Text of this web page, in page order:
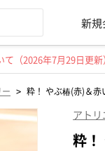
新規
（2026年7月29日更新）
> 粋！ やぶ椿(赤)＆
アト
粋